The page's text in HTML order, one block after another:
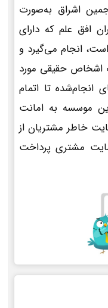
اشراق به‌صورت
افق علم که دارای
انجام می‌گیرد و
حقیقی مورد
انجام‌شده تا اتمام
موسسه به امانت
خاطر مشتریان از
مشتری پرداخت